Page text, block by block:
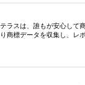
ラスは、誰もが安心して
商標データを収集し、レ